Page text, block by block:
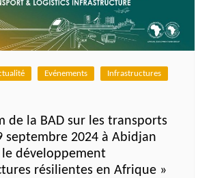
Evénements Infrastructures
de la BAD sur les transports
septembre 2024 à Abidjan
le développement
résilientes en Afrique »